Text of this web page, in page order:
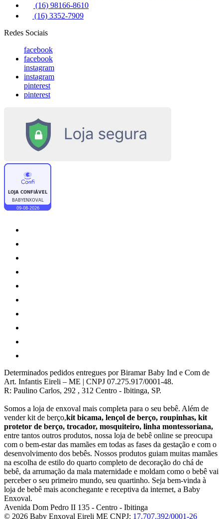
(16) 98166-8610
(16) 3352-7909
Redes Sociais
facebook
facebook
instagram
instagram
pinterest
pinterest
Determinados pedidos entregues por Biramar Baby Ind e Com de
Art. Infantis Eireli – ME | CNPJ 07.275.917/0001-48.
R: Paulino Carlos, 292 , 312 Centro - Ibitinga, SP.
Somos a loja de enxoval mais completa para o seu bebê. Além de
vender kit de berço,kit bicama, lençol de berço, roupinhas, kit
protetor de berço, trocador, mosquiteiro, linha montessoriana,
entre tantos outros produtos, nossa loja de bebê online se preocupa
com o bem-estar das mamães em todas as fases da gestação e com o
desenvolvimento dos bebês. Nossos produtos guiam muitas mamães
na escolha de estilo do quarto completo de decoração do chá de
bebê, da arrumação da mala maternidade e moldam como o bebê vai
perceber o seu primeiro mundo, seu quartinho. Seja bem-vinda à
loja de bebê mais aconchegante e receptiva da internet, a Baby
Enxoval.
Avenida Dom Pedro II 135 - Centro - Ibitinga
© 2026 Baby Enxoval Eireli ME CNPJ: 17.707.392/0001-26